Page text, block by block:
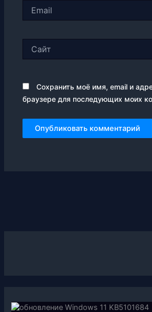
Сохранить моё имя, email и
браузере для последующих моих